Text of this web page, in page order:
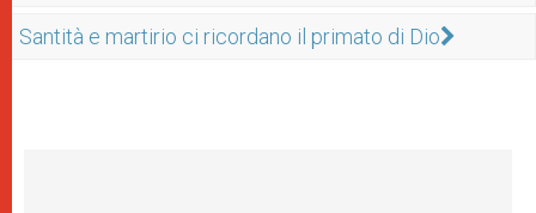
Santità e martirio ci ricordano il primato di Dio